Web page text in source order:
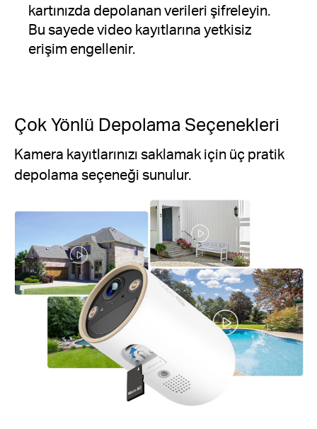
kartınızda depolanan verileri şifreleyin.
Bu sayede video kayıtlarına yetkisiz
erişim engellenir.
Çok Yönlü Depolama Seçenekleri
Kamera kayıtlarınızı saklamak için üç pratik
depolama seçeneği sunulur.